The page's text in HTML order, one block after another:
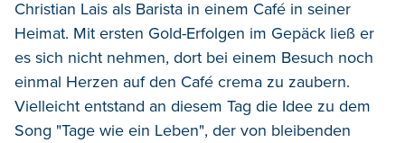
Christian Lais als Barista in einem Café in seiner
Heimat. Mit ersten Gold-Erfolgen im Gepäck ließ er
es sich nicht nehmen, dort bei einem Besuch noch
einmal Herzen auf den Café crema zu zaubern.
Vielleicht entstand an diesem Tag die Idee zu dem
Song "Tage wie ein Leben", der von bleibenden